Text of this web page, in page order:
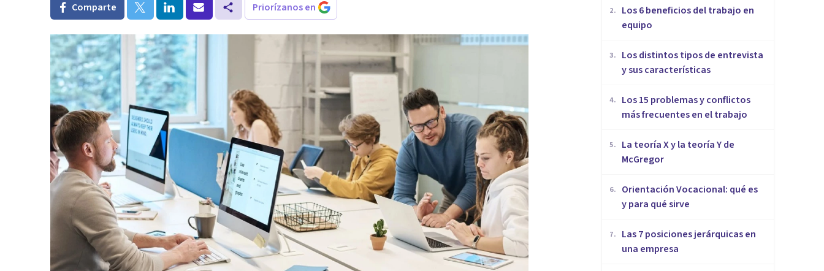
Comparte Priorízanos en 2.
​Los 6 beneficios del trabajo en
equipo
3.
​Los distintos tipos de entrevista
y sus características
4.
​Los 15 problemas y conflictos
más frecuentes en el trabajo
5.
La teoría X y la teoría Y de
McGregor
6.
Orientación Vocacional: qué es
y para qué sirve
7.
Las 7 posiciones jerárquicas en
una empresa